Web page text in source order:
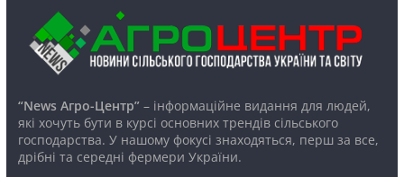
“News Агро-Центр”– інформаційне видання для людей,
які хочуть бути в курсі основних трендів сільського
господарства. У нашому фокусі знаходяться, перш за все,
дрібні та середні фермери України.